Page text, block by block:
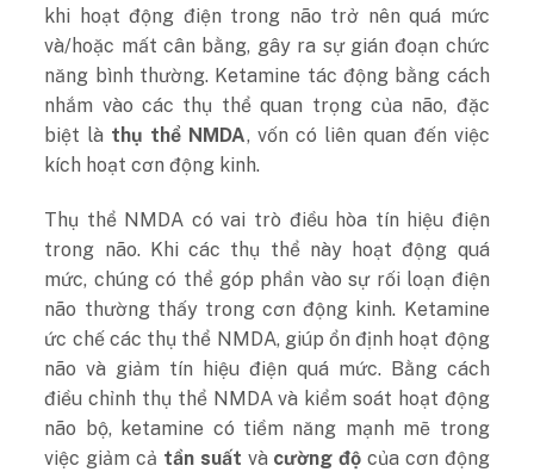
khi hoạt động điện trong não trở nên quá mức
và/hoặc mất cân bằng, gây ra sự gián đoạn chức
năng bình thường. Ketamine tác động bằng cách
nhắm vào các thụ thể quan trọng của não, đặc
biệt là thụ thể NMDA, vốn có liên quan đến việc
kích hoạt cơn động kinh.
Thụ thể NMDA có vai trò điều hòa tín hiệu điện
trong não. Khi các thụ thể này hoạt động quá
mức, chúng có thể góp phần vào sự rối loạn điện
não thường thấy trong cơn động kinh. Ketamine
ức chế các thụ thể NMDA, giúp ổn định hoạt động
não và giảm tín hiệu điện quá mức. Bằng cách
điều chỉnh thụ thể NMDA và kiểm soát hoạt động
não bộ, ketamine có tiềm năng mạnh mẽ trong
việc giảm cả tần suất và cường độ của cơn động